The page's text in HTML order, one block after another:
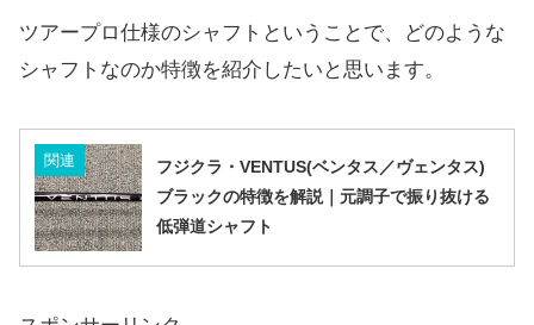
ツアープロ仕様のシャフトということで、どのような
シャフトなのか特徴を紹介したいと思います。
関連
フジクラ・VENTUS(ベンタス／ヴェンタス)
ブラックの特徴を解説｜元調子で振り抜ける
低弾道シャフト